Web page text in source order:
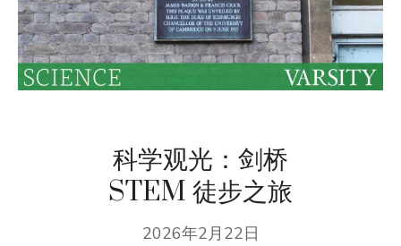
科学观光：剑桥
STEM 徒步之旅
2026年2月22日